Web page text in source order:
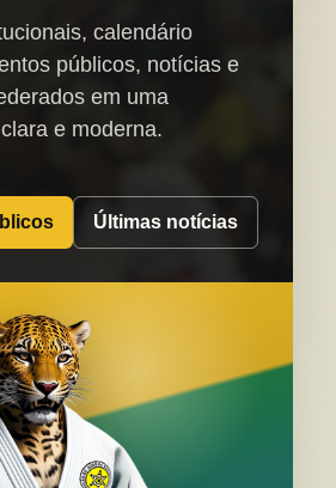
calendário
públicos, notícias e
em uma
e moderna.
Últimas notícias